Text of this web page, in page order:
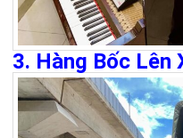
3. Hàng Bốc Lên